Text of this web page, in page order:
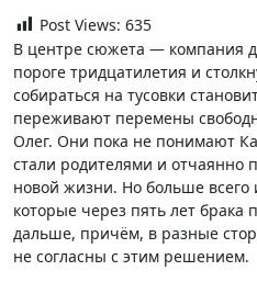
Post Views: 635
В центре сюжета — компания друзей, оказавшихся на
пороге тридцатилетия и
собираться на тусовки
переживают перемены
Олег. Они пока не понимают
стали родителями и отчаянно
новой жизни. Но больше всего
которые через пять лет брака
дальше, причём, в разные
не согласны с этим решением.